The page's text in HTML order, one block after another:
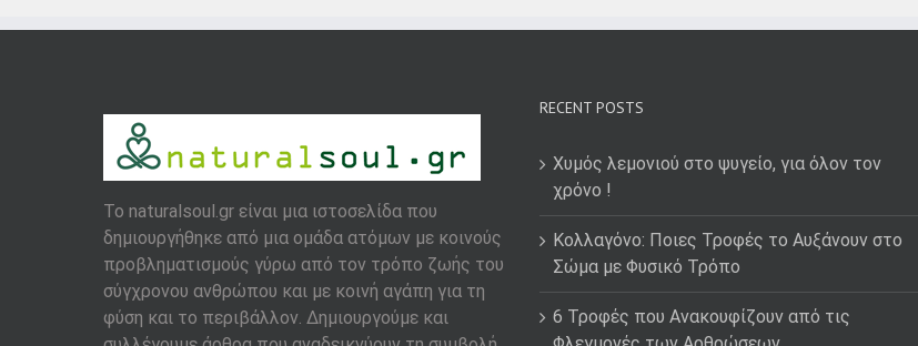
To naturalsoul.gr είναι μια ιστοσελίδα που
δημιουργήθηκε από μια ομάδα ατόμων με κοινούς
προβληματισμούς γύρω από τον τρόπο ζωής του
σύγχρονου ανθρώπου και με κοινή αγάπη για τη
φύση και το περιβάλλον. Δημιουργούμε και
RECENT POSTS
Χυμός λεμονιού στο ψυγείο, για όλον τον
χρόνο !
Κολλαγόνο: Ποιες Τροφές το Αυξάνουν στο
Σώμα με Φυσικό Τρόπο
6 Τροφές που Ανακουφίζουν από τις